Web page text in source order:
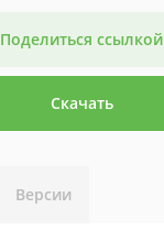
Поделиться ссылкой
Скачать
Версии